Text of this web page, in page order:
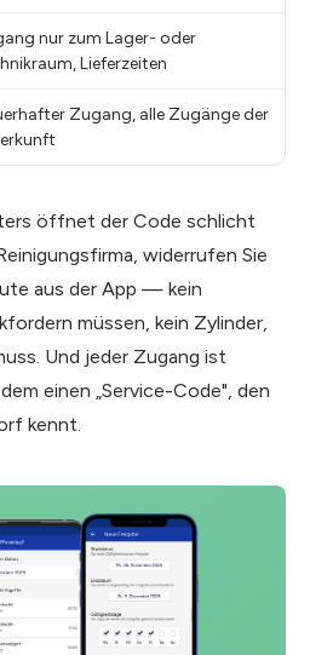
nur zum Lager- oder
Lieferzeiten
Zugang, alle Zugänge der
öffnet der Code schlicht
widerrufen Sie
aus der App — kein
müssen, kein Zylinder,
Und jeder Zugang ist
einen „Service-Code", den
kennt.